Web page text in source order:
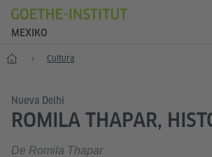
MEXIKO
Inicio Cultura
Nueva Delhi
ROMILA THAPAR,
De Romila Thapar